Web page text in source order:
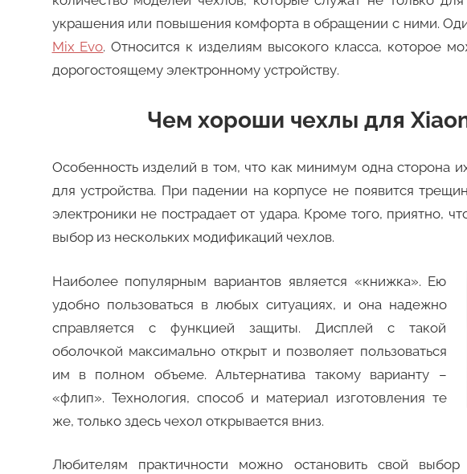
украшения или повышения комфорта в обращении с ними.
Mix Evo. Относится к изделиям высокого класса, которое
дорогостоящему электронному устройству.
Чем хороши чехлы для
Особенность изделий в том, что как минимум одна сторона
для устройства. При падении на корпусе не появится
электроники не пострадает от удара. Кроме того, приятно,
выбор из нескольких модификаций чехлов.
Наиболее популярным вариантов является «книжка». Ею
удобно пользоваться в любых ситуациях, и она надежно
справляется с функцией защиты. Дисплей с такой
оболочкой максимально открыт и позволяет пользоваться
им в полном объеме. Альтернатива такому варианту –
«флип». Технология, способ и материал изготовления те
же, только здесь чехол открывается вниз.
Любителям практичности можно остановить свой